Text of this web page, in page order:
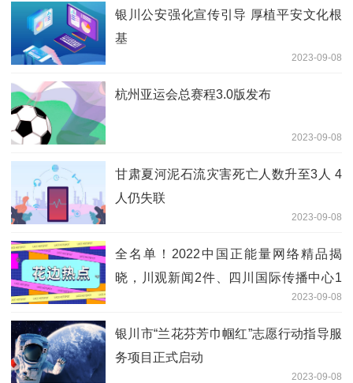
银川公安强化宣传引导 厚植平安文化根
基
2023-09-08
杭州亚运会总赛程3.0版发布
2023-09-08
甘肃夏河泥石流灾害死亡人数升至3人 4
人仍失联
2023-09-08
全名单！2022中国正能量网络精品揭
晓，川观新闻2件、四川国际传播中心1
2023-09-08
银川市“兰花芬芳巾帼红”志愿行动指导服
务项目正式启动
2023-09-08